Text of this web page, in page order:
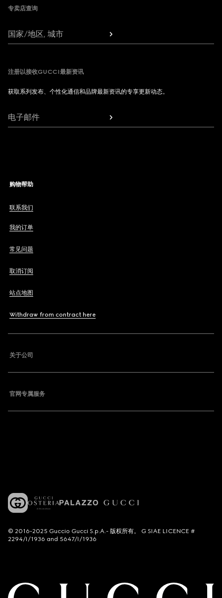
专卖店查询
国家/地区, 城市
注册以接收GUCCI最新资讯
获取系列发布、个性化通信和品牌最新资讯的专享更新动态。
电子邮件
购物帮助
联系我们
我的订单
常见问题
取消订阅
站点地图
Withdraw from contract here
关于公司
官网专属服务
© 2016-2025 Guccio Gucci S.p.A.- 版权所有。 G SIAE LICENCE #
2294/I/1936 and 5647/I/1936